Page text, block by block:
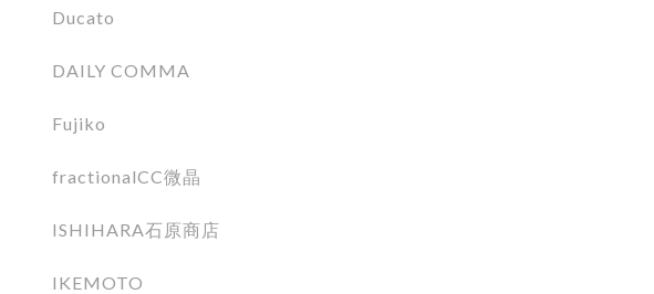
Ducato
DAILY COMMA
Fujiko
fractionalCC微晶
ISHIHARA石原商店
IKEMOTO